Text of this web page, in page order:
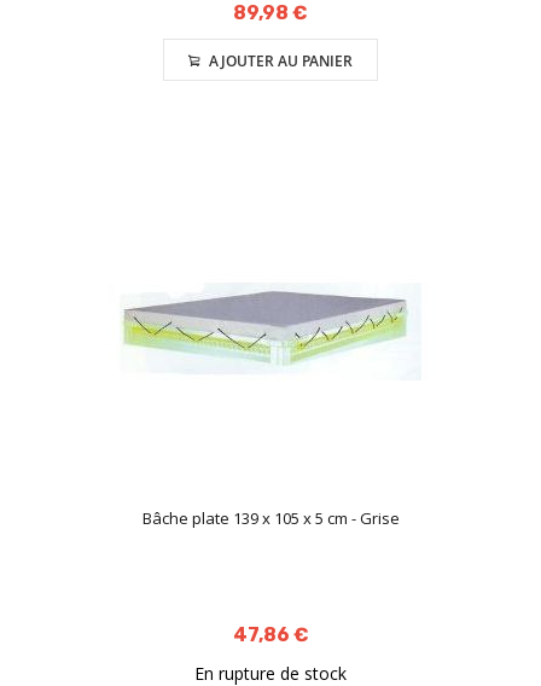
89,98 €
AJOUTER AU PANIER
Bâche plate 139 x 105 x 5 cm - Grise
47,86 €
En rupture de stock